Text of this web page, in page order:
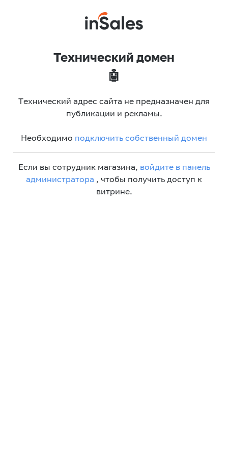
Технический домен
🤖
Технический адрес сайта не предназначен для
публикации и рекламы.
Необходимо подключить собственный домен
Если вы сотрудник магазина, войдите в панель
администратора , чтобы получить доступ к
витрине.